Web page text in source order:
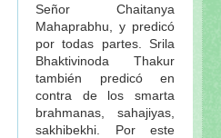
Señor Chaitanya
Mahaprabhu, y predicó
por todas partes. Srila
Bhaktivinoda Thakur
también predicó en
contra de los smarta
brahmanas, sahajiyas,
sakhibekhi. Por este